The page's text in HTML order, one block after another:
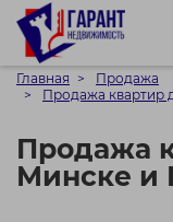
Главная
Продажа
Продажа квартир
Продажа
Минске и